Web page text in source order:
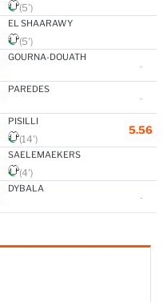
(5')
EL SHAARAWY
(5')
GOURNA-DOUATH
-
PAREDES
-
PISILLI
(14')
5.56
SAELEMAEKERS
(4')
DYBALA
-